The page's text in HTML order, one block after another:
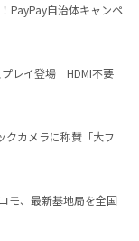
PayPay自治体キャンペ
プレイ登場 HDMI不要
クカメラに称賛「大フ
モ、最新基地局を全国